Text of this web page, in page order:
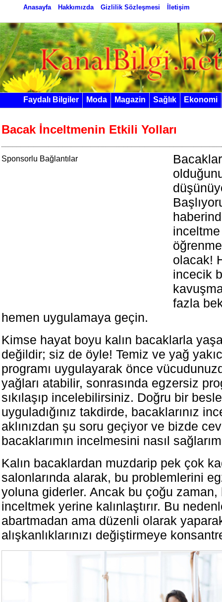
Anasayfa Hakkımızda Gizlilik Sözleşmesi İletişim
Faydalı Bilgiler Moda Magazin Sağlık Ekonomi
Bacak İnceltmenin Etkili Yolları
Sponsorlu Bağlantılar
inceltme
olacak!
incecik
fazla
hemen uygulamaya geçin.
Kimse hayat boyu kalın bacaklarla
değildir; siz de öyle! Temiz ve yağ
programı uygulayarak önce
yağları atabilir, sonrasında egzersiz
sıkılaşıp incelebilirsiniz. Doğru bir
uyguladığınız takdirde, bacaklarınız
aklınızdan şu soru geçiyor ve bizde
bacaklarımın incelmesini nasıl
Kalın bacaklardan muzdarip pek çok
salonlarında alarak, bu problemlerini
yoluna giderler. Ancak bu çoğu zaman,
inceltmek yerine kalınlaştırır. Bu
abartmadan ama düzenli olarak
alışkanlıklarınızı değiştirmeye